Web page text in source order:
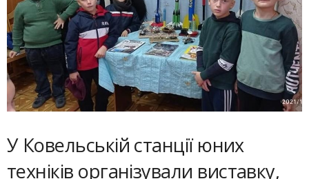
У Ковельській станції юних
техніків організували виставку,